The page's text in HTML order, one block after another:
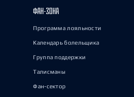
ФАН-ЗОНА
Программа лояльности
Календарь болельщика
Группа поддержки
Талисманы
Фан-сектор